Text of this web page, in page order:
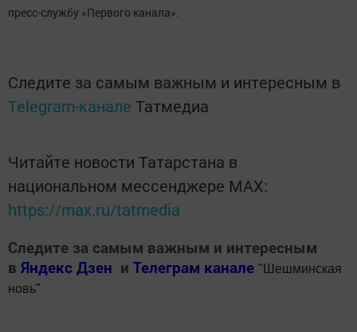
пресс-службу «Первого канала».
Следите за самым важным и интересным в
Telegram-канале Татмедиа
Читайте новости Татарстана в
национальном мессенджере MАХ:
https://max.ru/tatmedia
Следите за самым важным и интересным
в Яндекс Дзен и Телеграм канале " Шешминская
новь"